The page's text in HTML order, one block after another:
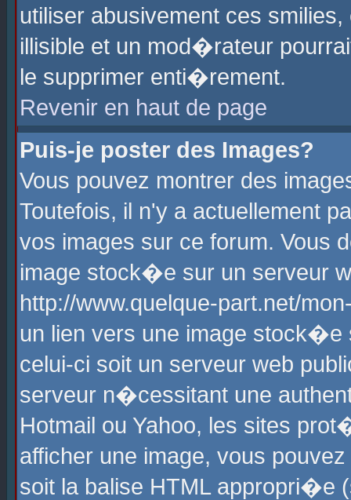
utiliser abusivement ces
illisible et un mod�rateur
le supprimer enti�rement.
Revenir en haut de page
Puis-je poster des Images?
Vous pouvez montrer des
Toutefois, il n'y a actuellement
vos images sur ce forum. Vous
image stock�e sur un serveur
http://www.quelque-part.net/
un lien vers une image
celui-ci soit un serveur web
serveur n�cessitant une
Hotmail ou Yahoo, les sites
afficher une image, vous
soit la balise HTML